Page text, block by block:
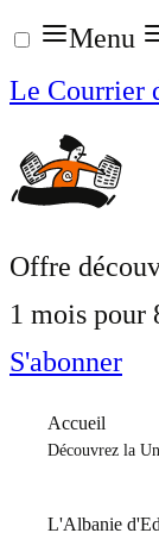
Aller
au
contenu
Menu
Le Courrier
Offre
1 mois pour
S'abonner
Accueil
Découvrez la
L'Albanie